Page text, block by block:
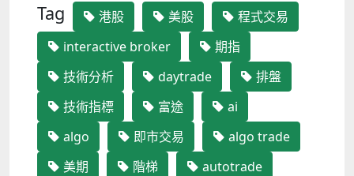
Tag 港股 美股
程式交易
interactive broker
期指
技術分析
daytrade
排盤
技術指標
富途
ai
algo
即市交易
algo trade
美期
階梯
autotrade